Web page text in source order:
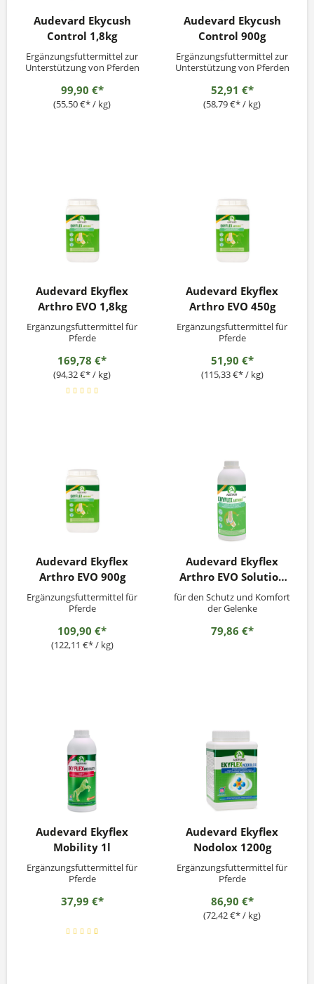
Audevard Ekycush
Control 1,8kg
Ergänzungsfuttermittel zur
Unterstützung von Pferden
SyndromFütterungsempfehl
ung:1 Messlöffel einmal
täglich.Die Dosis kann nach
99,90 €*
(55,50 €* / kg)
Audevard Ekycush
Control 900g
Ergänzungsfuttermittel zur
Unterstützung von Pferden
SyndromFütterungsempfehl
ung:1 Messlöffel einmal
täglich.Die Dosis kann nach
52,91 €*
(58,79 €* / kg)
Audevard Ekyflex
Arthro EVO 1,8kg
Ergänzungsfuttermittel für
Pferde
169,78 €*
(94,32 €* / kg)
Audevard Ekyflex
Arthro EVO 450g
Ergänzungsfuttermittel für
Pferde
51,90 €*
(115,33 €* / kg)
Audevard Ekyflex
Arthro EVO 900g
Ergänzungsfuttermittel für
Pferde
109,90 €*
(122,11 €* / kg)
Audevard Ekyflex
Arthro EVO Solution
1000ml
für den Schutz und Komfort
der Gelenke
79,86 €*
Audevard Ekyflex
Mobility 1l
Ergänzungsfuttermittel für
Pferde
37,99 €*
Audevard Ekyflex
Nodolox 1200g
Ergänzungsfuttermittel für
Pferde
86,90 €*
(72,42 €* / kg)